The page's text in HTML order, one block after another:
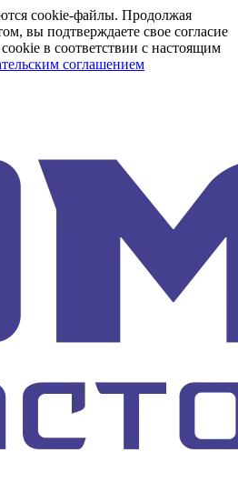
cookie-файлы. Продолжая
вы подтверждаете свое согласие
в соответствии с настоящим
соглашением